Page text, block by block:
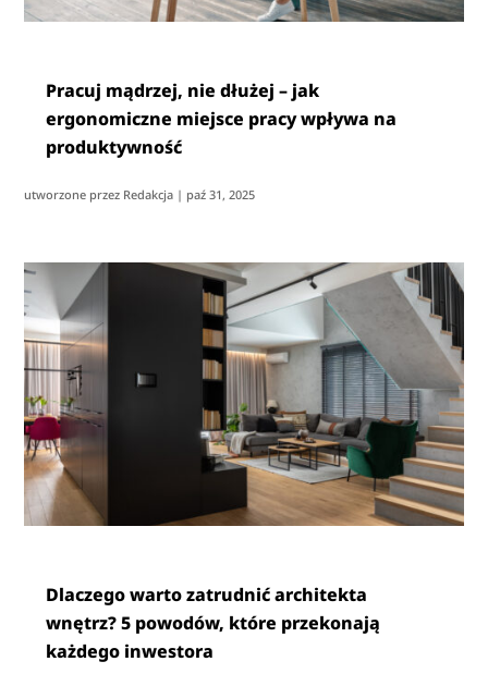
Pracuj mądrzej, nie dłużej – jak
ergonomiczne miejsce pracy wpływa na
produktywność
utworzone przez Redakcja | paź 31, 2025
Dlaczego warto zatrudnić architekta
wnętrz? 5 powodów, które przekonają
każdego inwestora